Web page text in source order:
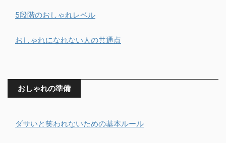
5段階のおしゃれレベル
おしゃれになれない人の共通点
おしゃれの準備
ダサいと笑われないための基本ルール